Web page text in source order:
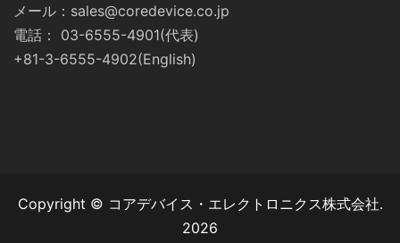
メール：sales@coredevice.co.jp
電話： 03-6555-4901(代表)
+81-3-6555-4902(English)
Copyright © コアデバイス・エレクトロニクス株式会社.
2026